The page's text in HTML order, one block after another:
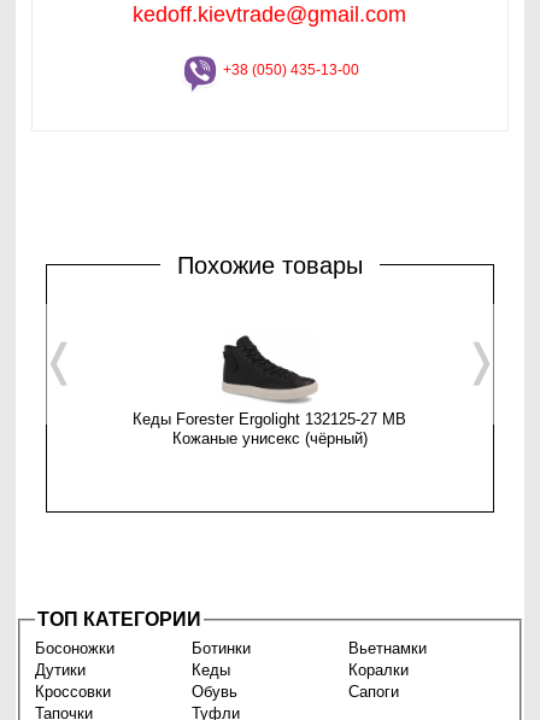
kedoff.kievtrade@gmail.com
+38 (050) 435-13-00
Похожие товары
Кеды Forester Ergolight 132125-27 MB
Кожаные унисекс (чёрный)
❬ ❭
ТОП КАТЕГОРИИ
Босоножки Ботинки
Вьетнамки
Дутики
Кеды
Коралки
Кроссовки
Обувь
Сапоги
Тапочки
Туфли